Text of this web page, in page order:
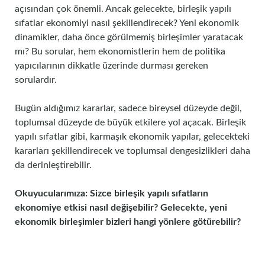
açısından çok önemli. Ancak gelecekte, birleşik yapılı
sıfatlar ekonomiyi nasıl şekillendirecek? Yeni ekonomik
dinamikler, daha önce görülmemiş birleşimler yaratacak
mı? Bu sorular, hem ekonomistlerin hem de politika
yapıcılarının dikkatle üzerinde durması gereken
sorulardır.
Bugün aldığımız kararlar, sadece bireysel düzeyde değil,
toplumsal düzeyde de büyük etkilere yol açacak. Birleşik
yapılı sıfatlar gibi, karmaşık ekonomik yapılar, gelecekteki
kararları şekillendirecek ve toplumsal dengesizlikleri daha
da derinleştirebilir.
Okuyucularımıza: Sizce birleşik yapılı sıfatların
ekonomiye etkisi nasıl değişebilir? Gelecekte, yeni
ekonomik birleşimler bizleri hangi yönlere götürebilir?